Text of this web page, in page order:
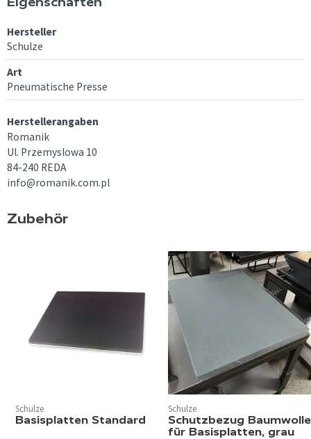
Hersteller
Schulze
Art
Pneumatische Presse
Herstellerangaben
Romanik
Ul. Przemyslowa 10
84-240 REDA
info@romanik.com.pl
Zubehör
Schulze
Basisplatten Standard
Schulze
Schutzbezug Baumwolle
für Basisplatten, grau